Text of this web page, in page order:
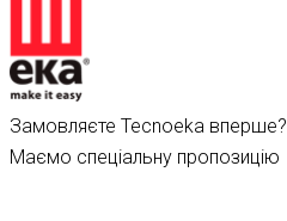
Замовляєте Tecnoeka вперше?
Маємо спеціальну пропозицію